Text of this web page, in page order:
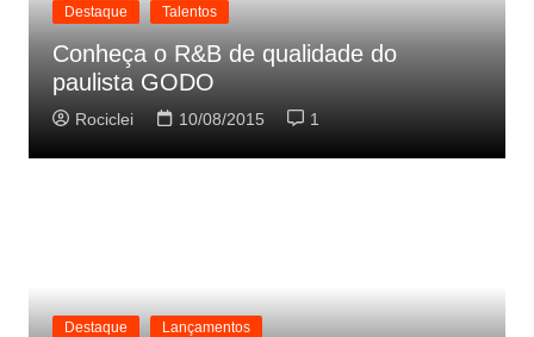
Destaque Talentos
Conheça o R&B de qualidade do
paulista GODO
Rociclei 10/08/2015 1
Destaque Lançamentos